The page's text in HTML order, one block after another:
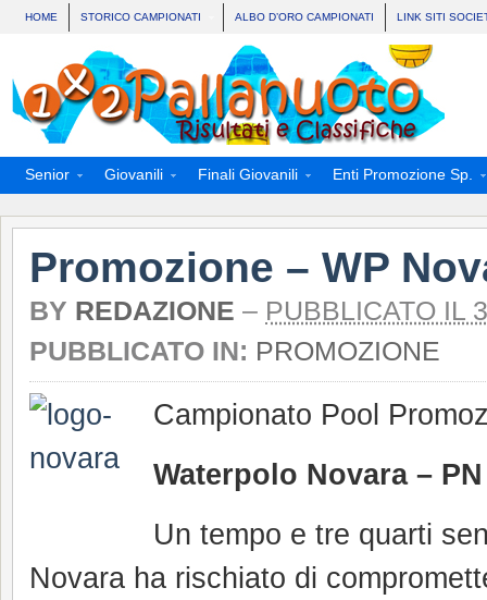
HOME STORICO CAMPIONATI ALBO D’ORO CAMPIONATI LINK SITI
Senior Giovanili Finali Giovanili Enti Promozione Sp.
Promozione – WP
BY REDAZIONE – PUBBLICATO IL
PUBBLICATO IN: PROMOZIONE
Campionato Pool
Waterpolo Novara –
Un tempo e tre quarti
Novara ha rischiato di